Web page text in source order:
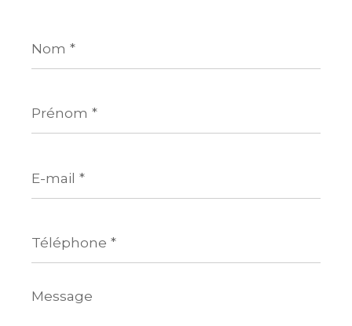
*
*
mail
*
*
Message
*